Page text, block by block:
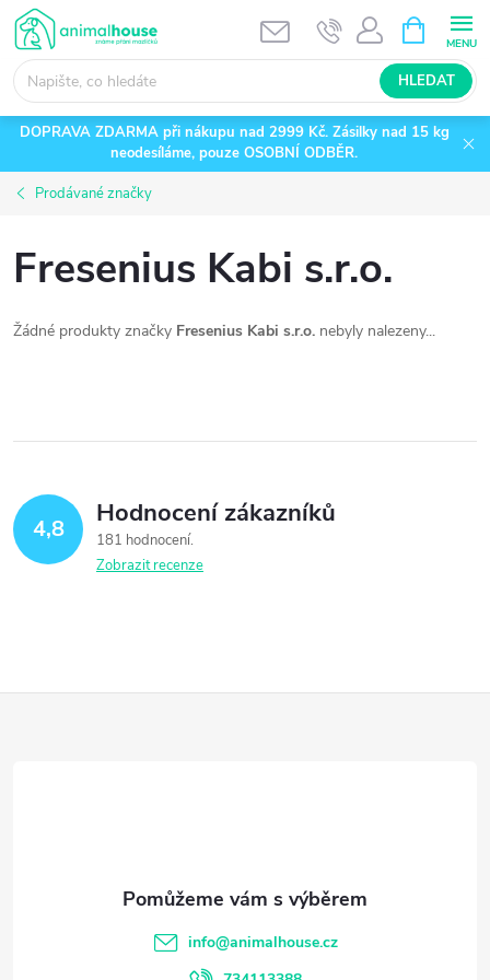
Přejít
na
obsah
HLEDAT
NÁKUPNÍ
KOŠÍK
DOPRAVA ZDARMA při nákupu nad 2999 Kč. Zásilky nad 15 kg
neodesíláme, pouze OSOBNÍ ODBĚR.
Prodávané značky
Fresenius Kabi s.r.o.
Žádné produkty značky Fresenius Kabi s.r.o. nebyly nalezeny...
4,8 Hodnocení zákazníků
181 hodnocení
Zobrazit recenze
info@animalhouse.cz